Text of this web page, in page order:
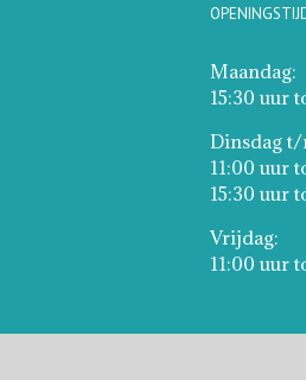
Maandag:
15:30 uur
Dinsdag t/
11:00 uur
15:30 uur
Vrijdag:
11:00 uur